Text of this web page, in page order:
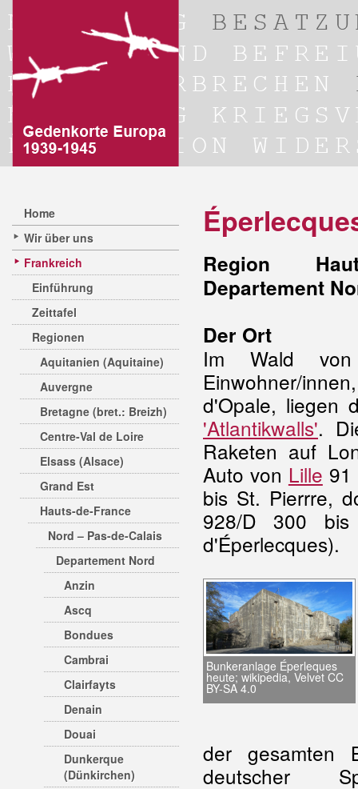
Home
Wir über uns
Frankreich
Einführung
Zeittafel
Regionen
Aquitanien (Aquitaine)
Auvergne
Bretagne (bret.: Breizh)
Centre-Val de Loire
Elsass (Alsace)
Grand Est
Hauts-de-France
Nord – Pas-de-Calais
Departement Nord
Anzin
Ascq
Bondues
Cambrai
Clairfayts
Denain
Douai
Dunkerque
(Dünkirchen)
Region
Departement
Der Ort
Im Wald
Einwohner/
d'Opale, liegen
'Atlantikwalls'.
Raketen auf
Auto von Lille
bis St. Pierrre,
928/D 300
d'Éperlecques).
Bunkeranlage Éperleques
heute; wikipedia, Velvet CC
BY-SA 4.0
der gesamten
deutscher